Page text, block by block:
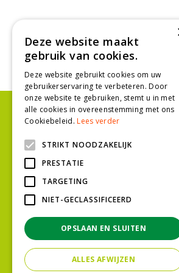
Ons
Bloemenwinkel
Kamerplanten
Tuingereedschap
Deze website maakt
gebruik van cookies.
Deze website gebruikt cookies om uw
gebruikerservaring te verbeteren. Door
onze website te gebruiken, stemt u in met
alle cookies in overeenstemming met ons
Cookiebeleid.Lees verder
STRIKT NOODZAKELIJK
PRESTATIE
TARGETING
NIET-GECLASSIFICEERD
OPSLAAN EN SLUITEN
ALLES AFWIJZEN